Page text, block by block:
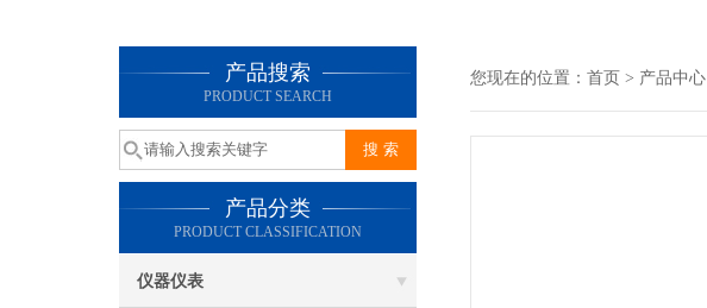
产品搜索
PRODUCT SEARCH
产品分类
PRODUCT CLASSIFICATION
仪器仪表
您现在的位置： 首页 > 产品中心